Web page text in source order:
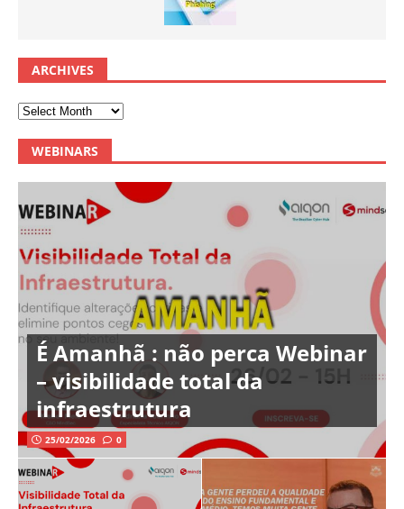
ARCHIVES
WEBINARS
É Amanhã : não perca Webinar
– visibilidade total da
infraestrutura
25/02/2026 0